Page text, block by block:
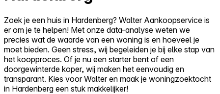
Zoek je een huis in Hardenberg? Walter Aankoopservice is
er om je te helpen! Met onze data-analyse weten we
precies wat de waarde van een woning is en hoeveel je
moet bieden. Geen stress, wij begeleiden je bij elke stap van
het koopproces. Of je nu een starter bent of een
doorgewinterde koper, wij maken het eenvoudig en
transparant. Kies voor Walter en maak je woningzoektocht
in Hardenberg een stuk makkelijker!